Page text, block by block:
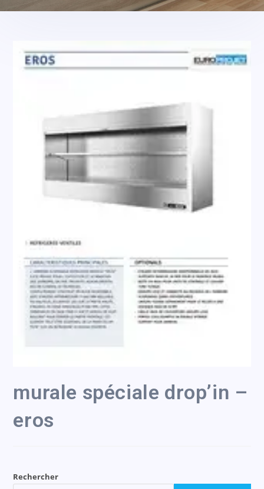
murale spéciale drop’in –
eros
Rechercher